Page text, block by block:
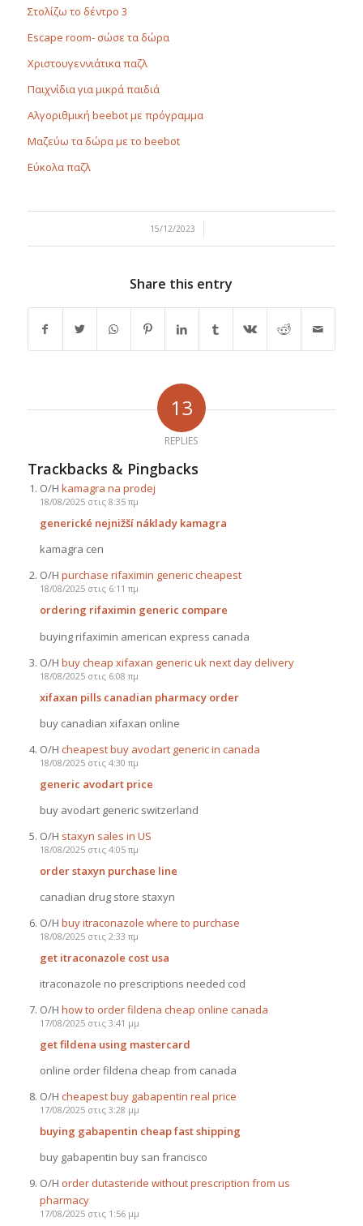
Στολίζω το δέντρο 3
Escape room- σώσε τα δώρα
Χριστουγεννιάτικα παζλ
Παιχνίδια για μικρά παιδιά
Αλγοριθμική beebot με πρόγραμμα
Μαζεύω τα δώρα με το beebot
Εύκολα παζλ
15/12/2023
/
Share this entry
13
REPLIES
Trackbacks & Pingbacks
Ο/Η kamagra na prodej
18/08/2025 στις 8:35 πμ
generické nejnižší náklady kamagra
kamagra cen
Ο/Η purchase rifaximin generic cheapest
18/08/2025 στις 6:11 πμ
ordering rifaximin generic compare
buying rifaximin american express canada
Ο/Η buy cheap xifaxan generic uk next day delivery
18/08/2025 στις 6:08 πμ
xifaxan pills canadian pharmacy order
buy canadian xifaxan online
Ο/Η cheapest buy avodart generic in canada
18/08/2025 στις 4:30 πμ
generic avodart price
buy avodart generic switzerland
Ο/Η staxyn sales in US
18/08/2025 στις 4:05 πμ
order staxyn purchase line
canadian drug store staxyn
Ο/Η buy itraconazole where to purchase
18/08/2025 στις 2:33 πμ
get itraconazole cost usa
itraconazole no prescriptions needed cod
Ο/Η how to order fildena cheap online canada
17/08/2025 στις 3:41 μμ
get fildena using mastercard
online order fildena cheap from canada
Ο/Η cheapest buy gabapentin real price
17/08/2025 στις 3:28 μμ
buying gabapentin cheap fast shipping
buy gabapentin buy san francisco
Ο/Η order dutasteride without prescription from us
pharmacy
17/08/2025 στις 1:56 μμ